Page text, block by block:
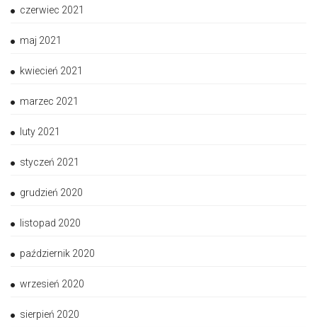
czerwiec 2021
maj 2021
kwiecień 2021
marzec 2021
luty 2021
styczeń 2021
grudzień 2020
listopad 2020
październik 2020
wrzesień 2020
sierpień 2020